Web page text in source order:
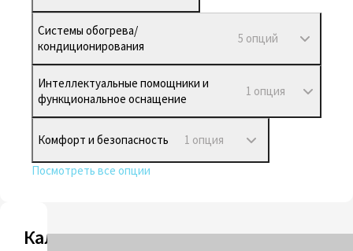
Системы обогрева/
кондиционирования
5 опций
Интеллектуальные помощники и
функциональное оснащение
1 опция
Комфорт и безопасность 1 опция
Посмотреть все опции
Калькулятор